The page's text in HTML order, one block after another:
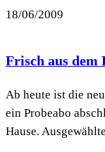
18/06/2009
Frisch aus dem
Ab heute ist die
ein Probeabo
Hause.